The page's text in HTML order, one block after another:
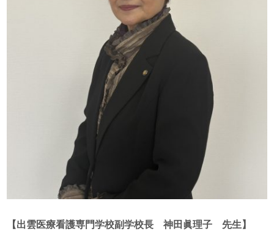
【出雲医療看護専門学校副学校長 神田眞理子 先生】